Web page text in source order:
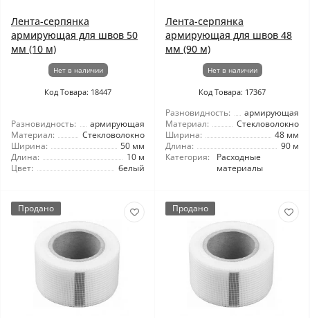
Лента-серпянка
армирующая для швов 50
мм (10 м)
Нет в наличии
Код Товара: 18447
Разновидность:
армирующая
Материал:
Стекловолокно
Ширина:
50 мм
Длина:
10 м
Цвет:
белый
Лента-серпянка
армирующая для швов 48
мм (90 м)
Нет в наличии
Код Товара: 17367
Разновидность:
армирующая
Материал:
Стекловолокно
Ширина:
48 мм
Длина:
90 м
Категория:
Расходные
материалы
Продано Продано